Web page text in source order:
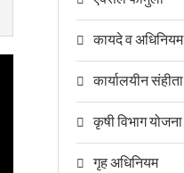
कायदे व अधिनियम
कार्यालयीन संहीता
कृषी विभाग योजना
गृह अधिनियम